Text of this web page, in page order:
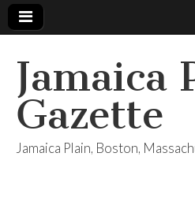
Jamaica
Gazette
Jamaica Plain, Boston,